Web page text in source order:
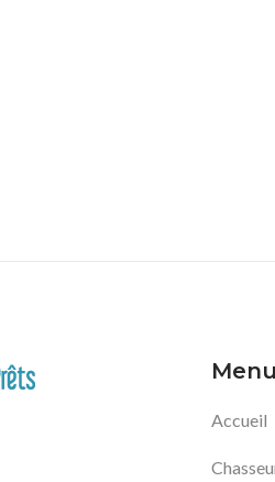
Menu
Accueil